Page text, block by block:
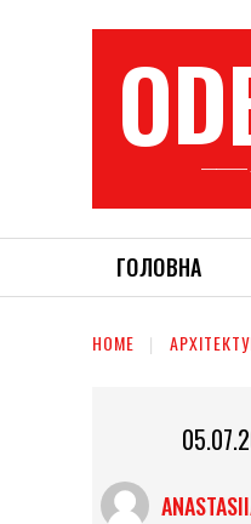
———→
ГОЛОВНА
HOME